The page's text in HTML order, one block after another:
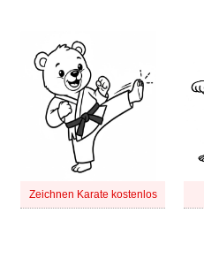
Zeichnen Karate kostenlos